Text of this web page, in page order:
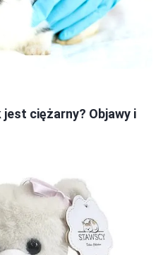
ciężarny? Objawy i